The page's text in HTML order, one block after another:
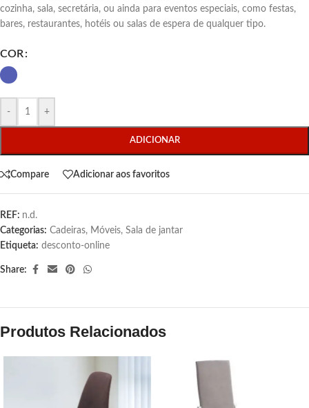
cozinha, sala, secretária, ou ainda para eventos especiais, como festas,
bares, restaurantes, hotéis ou salas de espera de qualquer tipo.
COR
- +
ADICIONAR
Compare Adicionar aos favoritos
REF: n.d.
Categorias: Cadeiras, Móveis, Sala de jantar
Etiqueta: desconto-online
Share:
Produtos Relacionados